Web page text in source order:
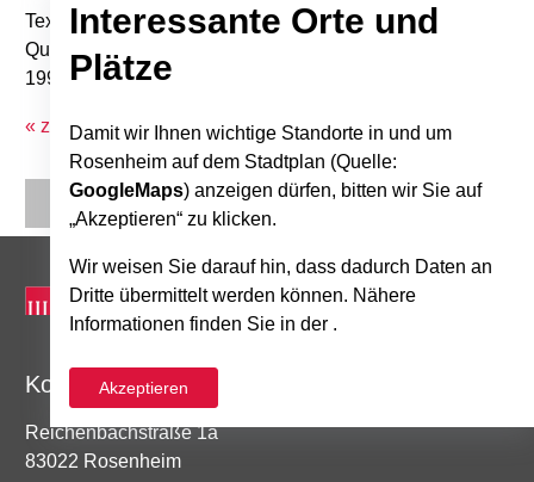
Text: Ingeborg Armbrüster
Quelle: Stadtkalender "Bilder aus Alt-Rosenheim".
1997/7
« zurück zur Übersicht
Interessante Orte und
Plätze
Damit wir Ihnen wichtige Standorte in und um
Rosenheim auf dem Stadtplan (Quelle:
GoogleMaps) anzeigen dürfen, bitten wir Sie auf
„Akzeptieren“ zu klicken.
Wir weisen Sie darauf hin, dass dadurch Daten an
Dritte übermittelt werden können. Nähere
Informationen finden Sie in der .
Akzeptieren
Kontakt
Reichenbachstraße 1a
83022 Rosenheim